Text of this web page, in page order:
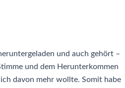
und auch gehört –
und dem Herunterkommen
davon mehr wollte. Somit habe